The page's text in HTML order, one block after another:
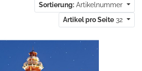
Sortierung: Artikelnummer
Artikel pro Seite 32